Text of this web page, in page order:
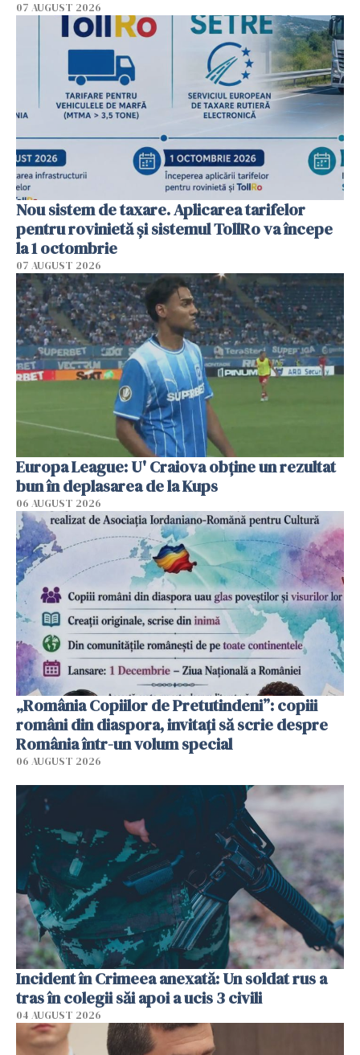
07 AUGUST 2026
Nou sistem de taxare. Aplicarea tarifelor
pentru rovinietă şi sistemul TollRo va începe
la 1 octombrie
07 AUGUST 2026
Europa League: U' Craiova obține un rezultat
bun în deplasarea de la Kups
06 AUGUST 2026
„România Copiilor de Pretutindeni”: copiii
români din diaspora, invitați să scrie despre
România într-un volum special
06 AUGUST 2026
Incident în Crimeea anexată: Un soldat rus a
tras în colegii săi apoi a ucis 3 civili
04 AUGUST 2026